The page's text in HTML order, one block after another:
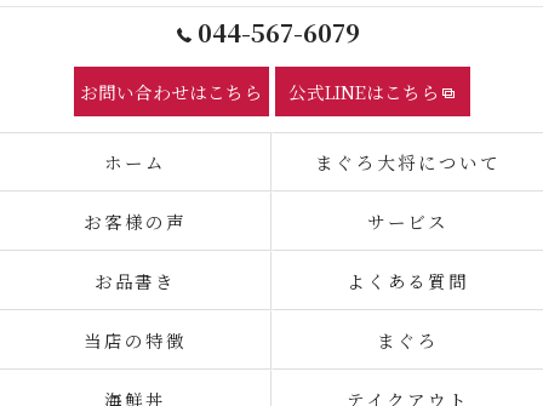
044-567-6079
お問い合わせはこちら 公式LINEはこちら
ホーム まぐろ大将について
お客様の声 サービス
お品書き よくある質問
当店の特徴 まぐろ
海鮮丼 テイクアウト